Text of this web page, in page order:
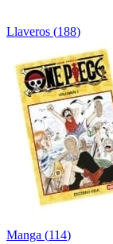
Llaveros (188)
Manga (114)